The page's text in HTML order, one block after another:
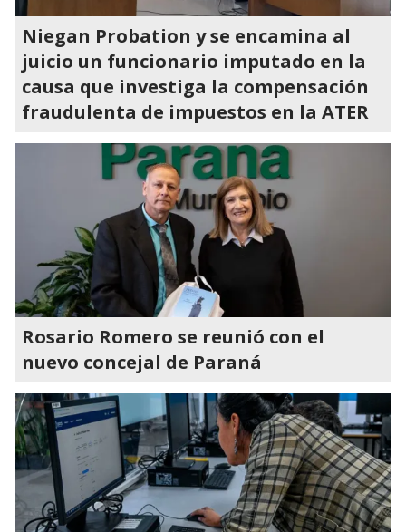
Niegan Probation y se encamina al
juicio un funcionario imputado en la
causa que investiga la compensación
fraudulenta de impuestos en la ATER
Rosario Romero se reunió con el
nuevo concejal de Paraná